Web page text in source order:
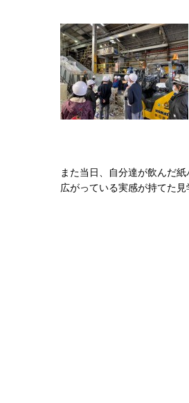
また当日、自分達が飲んだ
広がっている実感が持てた見